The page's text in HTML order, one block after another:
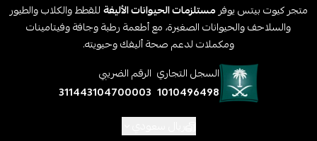
متجر كيوت بيتس يوفر مستلزمات الحيوانات الأليفةللقطط والكلاب والطيور
والسلاحف والحيوانات الصغيرة، مع أطعمة رطبة وجافة وفيتامينات
ومكملات لدعم صحة أليفك وحيويته.
السجل التجاري
1010496498
الرقم الضريبي
311443104700003